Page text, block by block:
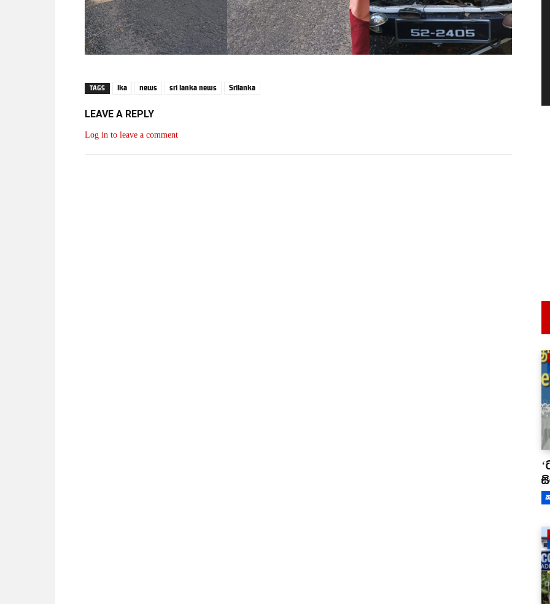
TAGS lka news sri lanka news Srilanka
LEAVE A REPLY
Log in to leave a comment